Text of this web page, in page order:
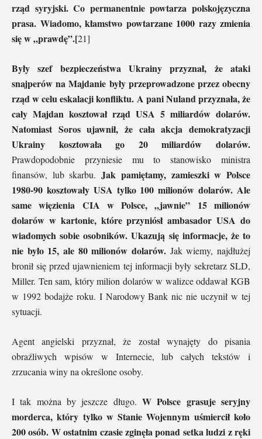
rząd syryjski. Co permanentnie powtarza polskojęzyczna
prasa. Wiadomo, kłamstwo powtarzane 1000 razy zmienia
się w „prawdę”.[21]
Były szef bezpieczeństwa Ukrainy przyznał, że ataki
snajperów na Majdanie były przeprowadzone przez obecny
rząd w celu eskalacji konfliktu. A pani Nuland przyznała, że
cały Majdan kosztował rząd USA 5 miliardów dolarów.
Natomiast Soros ujawnił, że cała akcja demokratyzacji
Ukrainy kosztowała go 20 miliardów dolarów.
Prawdopodobnie przyniesie mu to stanowisko ministra
finansów, lub skarbu.Jak pamiętamy, zamieszki w Polsce
1980-90 kosztowały USA tylko 100 milionów dolarów. Ale
same więzienia CIA w Polsce, „jawnie” 15 milionów
dolarów w kartonie, które przyniósł ambasador USA do
wiadomych sobie osobników. Ukazują się informacje, że to
nie było 15, ale 80 milionów dolarów. Jak wiemy, najdłużej
bronił się przed ujawnieniem tej informacji były sekretarz SLD,
Miller. Ten sam, który milion dolarów w walizce oddawał KGB
w 1992 bodajże roku. I Narodowy Bank nic nie uczynił w tej
sytuacji.
Agent angielski przyznał, że został wynajęty do pisania
obraźliwych wpisów w Internecie, lub całych tekstów i
zrzucania winy na określone osoby.
I tak można by jeszcze długo. W Polsce grasuje seryjny
morderca, który tylko w Stanie Wojennym uśmiercił koło
200 osób. W ostatnim czasie zginęła ponad setka ludzi z ręki